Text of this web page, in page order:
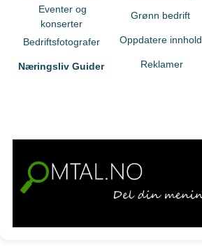
Eventer og
konserter
Bedriftsfotografer
Næringsliv Guider
Grønn bedrift
Oppdatere innhold
Reklamer